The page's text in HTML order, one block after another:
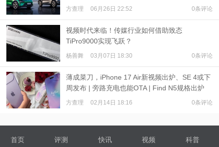
元起的小米AI眼镜发布
方查理 06月26日 22:52 0条评论
视频时代来临！传媒行业如何借助致态
TiPro9000实现飞跃？
杨善舞 03月07日 18:30 0条评论
薄成菜刀，iPhone 17 Air新视频出炉、SE 4或下
周发布 | 旁路充电也能OTA | Find N5规格出炉
方查理 02月14日 18:16 0条评论
首页 评测 快讯 视频 科普